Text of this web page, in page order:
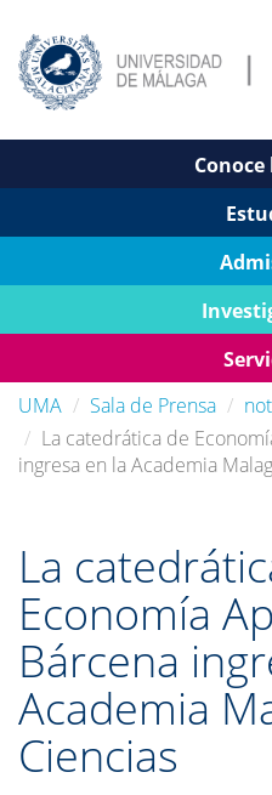
Conoce
UMA
Sala de Prensa
La catedrática de
ingresa en la Academia
La
Economía
Bárcena
Academia
Ciencias